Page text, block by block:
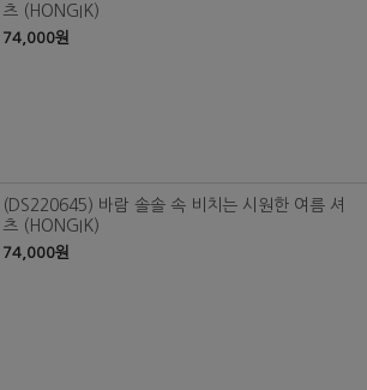
츠 (HONGIK)
74,000원
(DS220645) 바람 솔솔 속 비치는 시원한 여름 셔
츠 (HONGIK)
74,000원